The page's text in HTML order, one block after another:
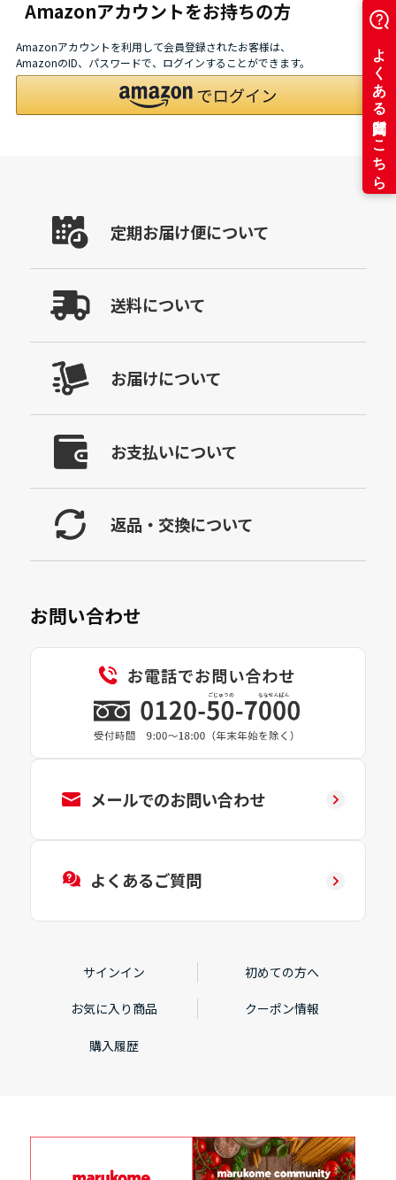
Amazonアカウントをお持ちの方
Amazonアカウントを利用して会員登録されたお客様は、
AmazonのID、パスワードで、ログインすることができます。
定期お届け便について
送料について
お届けについて
お支払いについて
返品・交換について
お問い合わせ
メールでのお問い合わせ
よくあるご質問
サインイン 初めての方へ
お気に入り商品 クーポン情報
購入履歴